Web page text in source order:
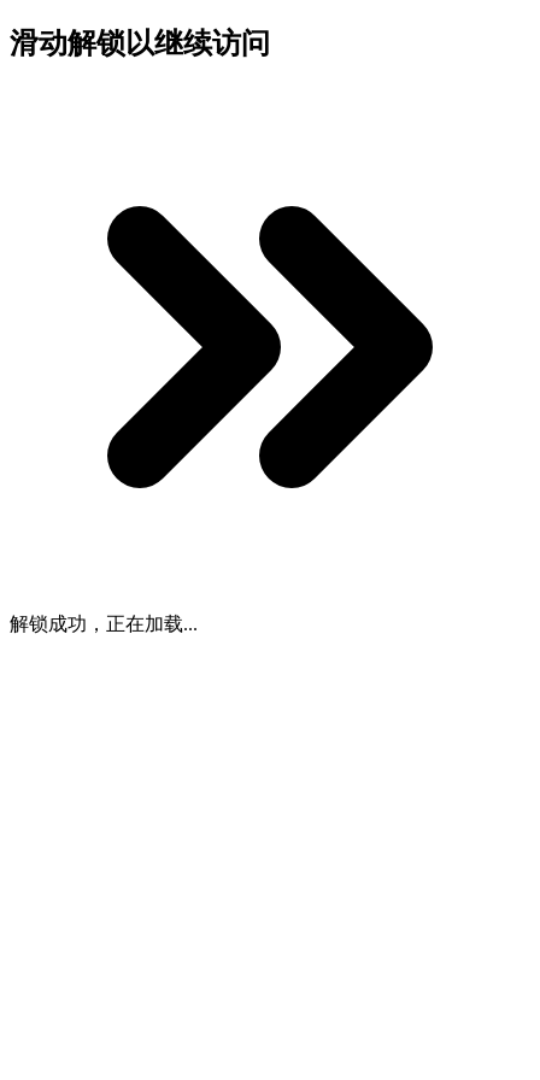
滑动解锁以继续访问
解锁成功，正在加载...